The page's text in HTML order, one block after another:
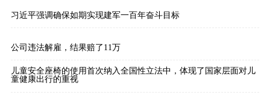
习近平强调确保如期实现建军一百年奋斗目标
公司违法解雇，结果赔了11万
儿童安全座椅的使用首次纳入全国性立法中，体现了国家层面对儿
童健康出行的重视